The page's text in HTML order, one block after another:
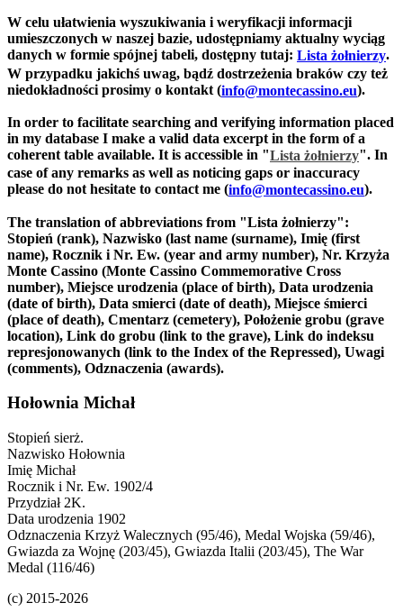
W celu ułatwienia wyszukiwania i weryfikacji informacji
umieszczonych w naszej bazie, udostępniamy aktualny wyciąg
danych w formie spójnej tabeli, dostępny tutaj: Lista żołnierzy.
W przypadku jakichś uwag, bądź dostrzeżenia braków czy też
niedokładności prosimy o kontakt (info@montecassino.eu).
In order to facilitate searching and verifying information placed
in my database I make a valid data excerpt in the form of a
coherent table available. It is accessible in "Lista żołnierzy". In
case of any remarks as well as noticing gaps or inaccuracy
please do not hesitate to contact me (info@montecassino.eu).
The translation of abbreviations from "Lista żołnierzy":
Stopień (rank), Nazwisko (last name (surname), Imię (first
name), Rocznik i Nr. Ew. (year and army number), Nr. Krzyża
Monte Cassino (Monte Cassino Commemorative Cross
number), Miejsce urodzenia (place of birth), Data urodzenia
(date of birth), Data smierci (date of death), Miejsce śmierci
(place of death), Cmentarz (cemetery), Położenie grobu (grave
location), Link do grobu (link to the grave), Link do indeksu
represjonowanych (link to the Index of the Repressed), Uwagi
(comments), Odznaczenia (awards).
Hołownia Michał
Stopień sierż.
Nazwisko Hołownia
Imię Michał
Rocznik i Nr. Ew. 1902/4
Przydział 2K.
Data urodzenia 1902
Odznaczenia Krzyż Walecznych (95/46), Medal Wojska (59/46),
Gwiazda za Wojnę (203/45), Gwiazda Italii (203/45), The War
Medal (116/46)
(c) 2015-2026